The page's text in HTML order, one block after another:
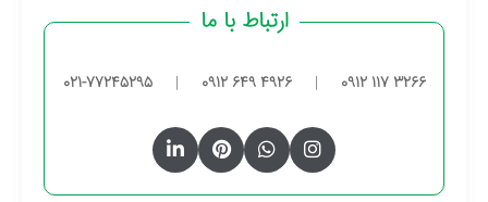
ارتباط با ما
0912 117 3266
|
0912 649 4926
|
021-77245295